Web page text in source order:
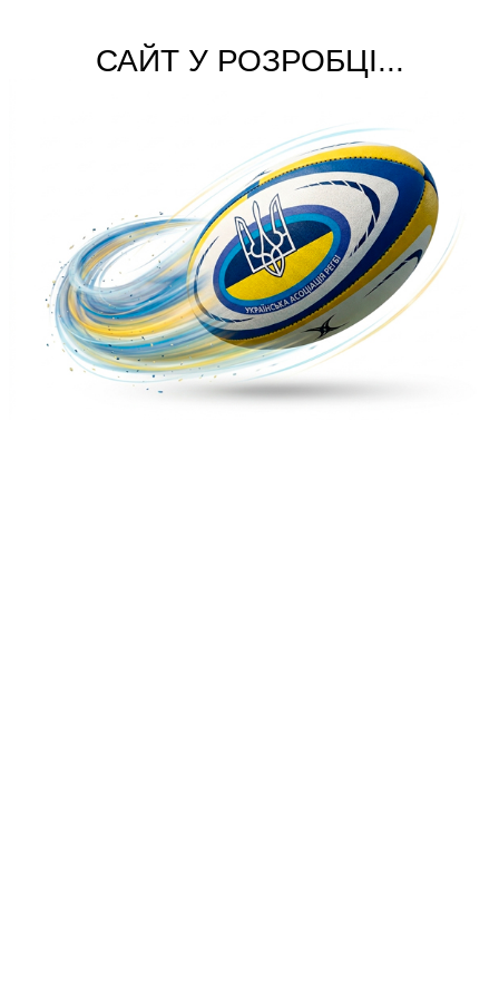
САЙТ У РОЗРОБЦІ...